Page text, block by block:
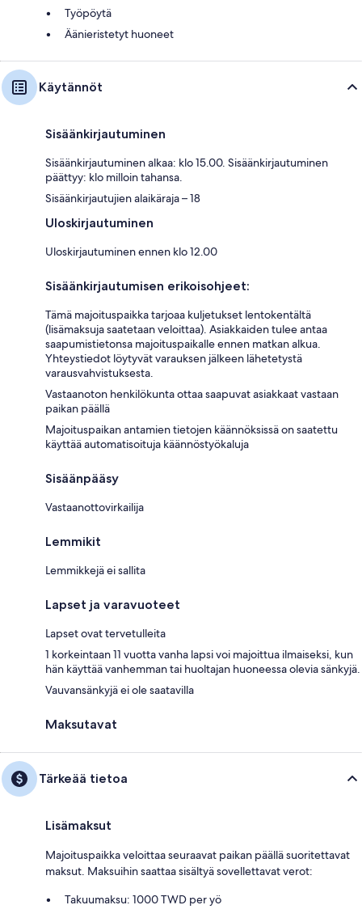
Työpöytä
Äänieristetyt huoneet
Käytännöt
Sisäänkirjautuminen
Sisäänkirjautuminen alkaa: klo 15.00. Sisäänkirjautuminen
päättyy: klo milloin tahansa.
Sisäänkirjautujien alaikäraja – 18
Uloskirjautuminen
Uloskirjautuminen ennen klo 12.00
Sisäänkirjautumisen erikoisohjeet:
Tämä majoituspaikka tarjoaa kuljetukset lentokentältä
(lisämaksuja saatetaan veloittaa). Asiakkaiden tulee antaa
saapumistietonsa majoituspaikalle ennen matkan alkua.
Yhteystiedot löytyvät varauksen jälkeen lähetetystä
varausvahvistuksesta.
Vastaanoton henkilökunta ottaa saapuvat asiakkaat vastaan
paikan päällä
Majoituspaikan antamien tietojen käännöksissä on saatettu
käyttää automatisoituja käännöstyökaluja
Sisäänpääsy
Vastaanottovirkailija
Lemmikit
Lemmikkejä ei sallita
Lapset ja varavuoteet
Lapset ovat tervetulleita
1 korkeintaan 11 vuotta vanha lapsi voi majoittua ilmaiseksi, kun
hän käyttää vanhemman tai huoltajan huoneessa olevia sänkyjä.
Vauvansänkyjä ei ole saatavilla
Maksutavat
Tärkeää tietoa
Lisämaksut
Majoituspaikka veloittaa seuraavat paikan päällä suoritettavat
maksut. Maksuihin saattaa sisältyä sovellettavat verot:
Takuumaksu: 1000 TWD per yö